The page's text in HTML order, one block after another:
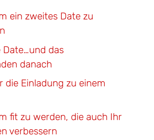
ein zweites Date zu
Date…und das
danach
die Einladung zu einem
fit zu werden, die auch Ihr
verbessern